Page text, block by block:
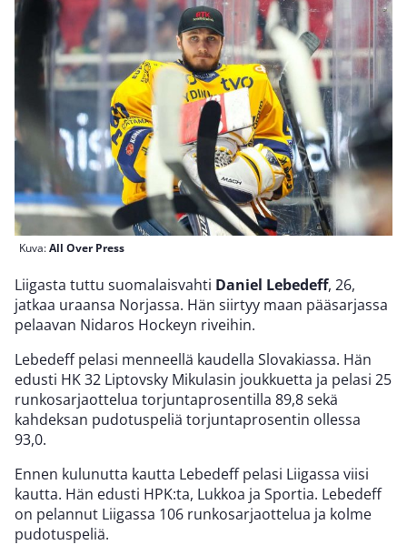
Kuva:All Over Press
Liigasta tuttu suomalaisvahti Daniel Lebedeff, 26,
jatkaa uraansa Norjassa. Hän siirtyy maan pääsarjassa
pelaavan Nidaros Hockeyn riveihin.
Lebedeff pelasi menneellä kaudella Slovakiassa. Hän
edusti HK 32 Liptovsky Mikulasin joukkuetta ja pelasi 25
runkosarjaottelua torjuntaprosentilla 89,8 sekä
kahdeksan pudotuspeliä torjuntaprosentin ollessa
93,0.
Ennen kulunutta kautta Lebedeff pelasi Liigassa viisi
kautta. Hän edusti HPK:ta, Lukkoa ja Sportia. Lebedeff
on pelannut Liigassa 106 runkosarjaottelua ja kolme
pudotuspeliä.